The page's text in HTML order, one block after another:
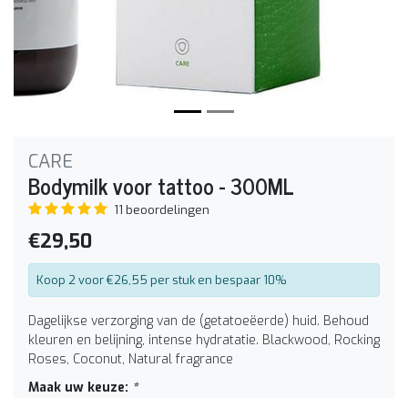
CARE
Bodymilk voor tattoo - 300ML
11 beoordelingen
€29,50
Koop 2 voor €26,55 per stuk en bespaar 10%
Dagelijkse verzorging van de (getatoeëerde) huid. Behoud
kleuren en belijning, intense hydratatie. Blackwood, Rocking
Roses, Coconut, Natural fragrance
Maak uw keuze: *